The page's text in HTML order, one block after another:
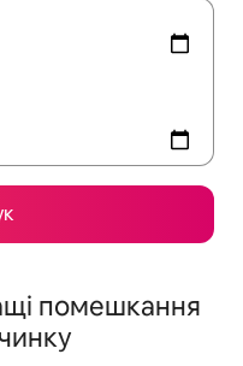
помешкання